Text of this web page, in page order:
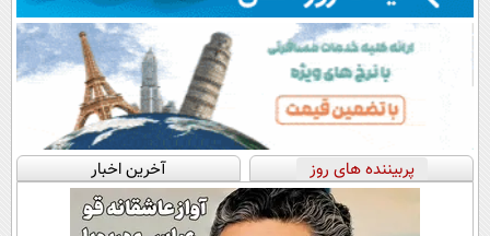
پربیننده های روز آخرین اخبار